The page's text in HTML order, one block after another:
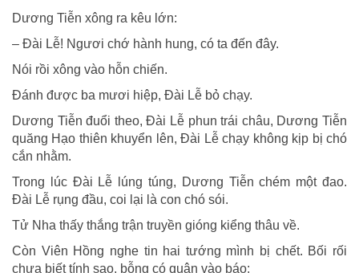
Dương Tiễn xông ra kêu lớn:
– Ðài Lễ! Ngươi chớ hành hung, có ta đến đây.
Nói rồi xông vào hỗn chiến.
Ðánh được ba mươi hiệp, Ðài Lễ bỏ chạy.
Dương Tiễn đuổi theo, Ðài Lễ phun trái châu, Dương Tiễn
quăng Hạo thiên khuyển lên, Ðài Lễ chạy không kịp bị chó
cắn nhằm.
Trong lúc Ðài Lễ lúng túng, Dương Tiễn chém một đao.
Ðài Lễ rụng đầu, coi lại là con chó sói.
Tử Nha thấy thắng trận truyền gióng kiểng thâu về.
Còn Viên Hồng nghe tin hai tướng mình bị chết. Bối rối
chưa biết tính sao, bỗng có quân vào báo: